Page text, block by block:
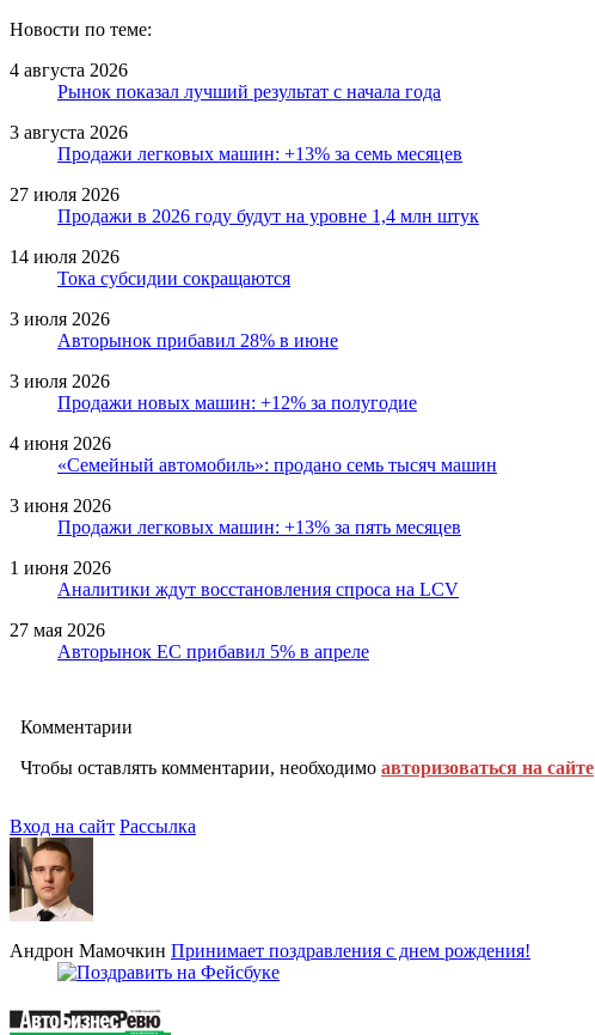
Новости по теме:
4 августа 2026
Рынок показал лучший результат с начала года
3 августа 2026
Продажи легковых машин: +13% за семь месяцев
27 июля 2026
Продажи в 2026 году будут на уровне 1,4 млн штук
14 июля 2026
Тока субсидии сокращаются
3 июля 2026
Авторынок прибавил 28% в июне
3 июля 2026
Продажи новых машин: +12% за полугодие
4 июня 2026
«Семейный автомобиль»: продано семь тысяч машин
3 июня 2026
Продажи легковых машин: +13% за пять месяцев
1 июня 2026
Аналитики ждут восстановления спроса на LCV
27 мая 2026
Авторынок ЕС прибавил 5% в апреле
Комментарии
Чтобы оставлять комментарии, необходимо авторизоваться на сайте
Вход на сайт Рассылка
Андрон Мамочкин Принимает поздравления с днем рождения!